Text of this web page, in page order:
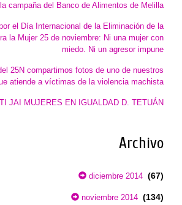
la campaña del Banco de Alimentos de Melilla
el Día Internacional de la Eliminación de la
la Mujer 25 de noviembre: Ni una mujer con
miedo. Ni un agresor impune
25N compartimos fotos de uno de nuestros
atiende a víctimas de la violencia machista
JAI MUJERES EN IGUALDAD D. TETUÁN
Archivo
diciembre 2014 (67)
noviembre 2014 (134)